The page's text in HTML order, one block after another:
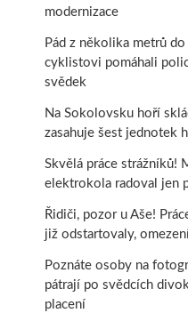
modernizace
Pád z několika metrů
cyklistovi pomáhali
svědek
Na Sokolovsku hoří
zasahuje šest jednotek
Skvělá práce strážníků!
elektrokola radoval jen
Řidiči, pozor u Aše!
již odstartovaly,
Poznáte osoby na
pátrají po svědcích
placení